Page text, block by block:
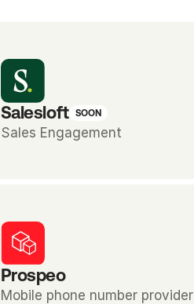
Salesloft SOON
Sales Engagement
Prospeo
Mobile phone number provider